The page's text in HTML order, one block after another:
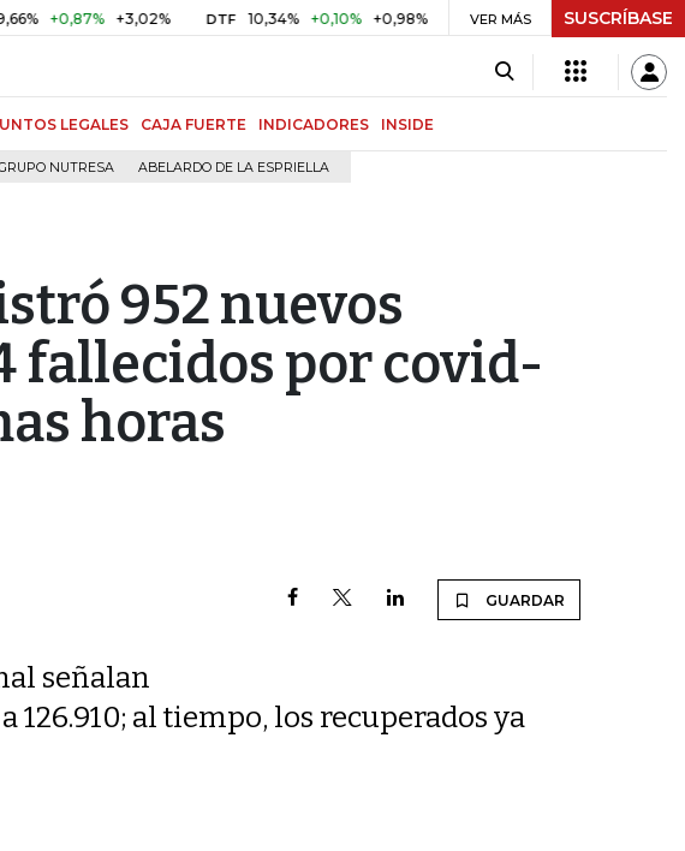
+3,02% DTF 10,34% +0,10% +0,98% UVR $ 416,91 +$ 0,05 +0,01%
VER MÁS SUSCRÍBASE
LEGALES CAJA FUERTE INDICADORES INSIDE
NUTRESA ABELARDO DE LA ESPRIELLA
952 nuevos
fallecidos por covid-
horas
GUARDAR
señalan
126.910; al tiempo, los recuperados ya